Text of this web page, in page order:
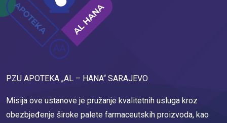
PZU APOTEKA „AL – HANA“ SARAJEVO
Misija ove ustanove je pružanje kvalitetnih usluga kroz
obezbjeđenje široke palete farmaceutskih proizvoda, kao